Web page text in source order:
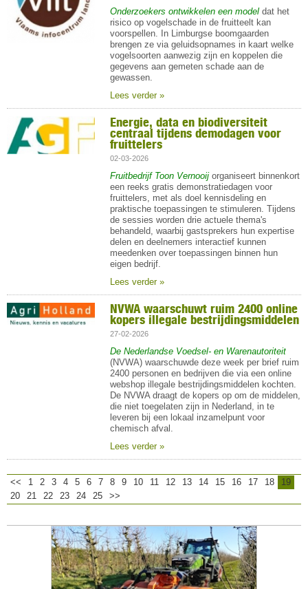
Onderzoekers ontwikkelen een modeldat het
risico op vogelschade in de fruitteelt kan
voorspellen. In Limburgse boomgaarden
brengen ze via geluidsopnames in kaart welke
vogelsoorten aanwezig zijn en koppelen die
gegevens aan gemeten schade aan de
gewassen.
Lees verder »
Energie, data en biodiversiteit
centraal tijdens demodagen voor
fruittelers
02-03-2026
Fruitbedrijf Toon Vernooijorganiseert binnenkort
een reeks gratis demonstratiedagen voor
fruittelers, met als doel kennisdeling en
praktische toepassingen te stimuleren. Tijdens
de sessies worden drie actuele thema's
behandeld, waarbij gastsprekers hun expertise
delen en deelnemers interactief kunnen
meedenken over toepassingen binnen hun
eigen bedrijf.
Lees verder »
NVWA waarschuwt ruim 2400 online
kopers illegale bestrijdingsmiddelen
27-02-2026
De Nederlandse Voedsel- en Warenautoriteit
(NVWA) waarschuwde deze week per brief ruim
2400 personen en bedrijven die via een online
webshop illegale bestrijdingsmiddelen kochten.
De NVWA draagt de kopers op om de middelen,
die niet toegelaten zijn in Nederland, in te
leveren bij een lokaal inzamelpunt voor
chemisch afval.
Lees verder »
<< 1 2 3 4 5 6 7 8 9 10 11 12 13 14 15 16 17 18
19
20
21 22 23 24 25 >>